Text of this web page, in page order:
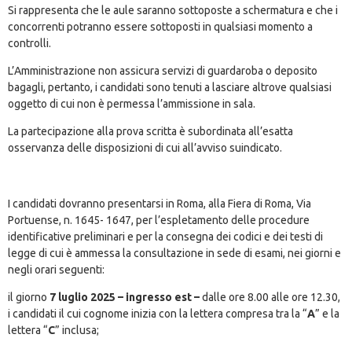
Si rappresenta che le aule saranno sottoposte a schermatura e che i
concorrenti potranno essere sottoposti in qualsiasi momento a
controlli.
L’Amministrazione non assicura servizi di guardaroba o deposito
bagagli, pertanto, i candidati sono tenuti a lasciare altrove qualsiasi
oggetto di cui non è permessa l’ammissione in sala.
La partecipazione alla prova scritta è subordinata all’esatta
osservanza delle disposizioni di cui all’avviso suindicato.
I candidati dovranno presentarsi in Roma, alla Fiera di Roma, Via
Portuense, n. 1645- 1647, per l’espletamento delle procedure
identificative preliminari e per la consegna dei codici e dei testi di
legge di cui è ammessa la consultazione in sede di esami, nei giorni e
negli orari seguenti:
il giorno 7 luglio 2025 – ingresso est –dalle ore 8.00 alle ore 12.30,
i candidati il cui cognome inizia con la lettera compresa tra la “A” e la
lettera “C” inclusa;